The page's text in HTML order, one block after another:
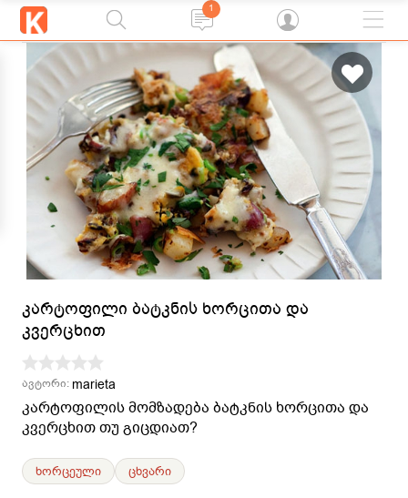
1
კარტოფილი ბატკნის ხორცითა და
კვერცხით
ავტორი: marieta
კარტოფილის მომზადება ბატკნის ხორცითა და
კვერცხით თუ გიცდიათ?
ხორცეული ცხვარი